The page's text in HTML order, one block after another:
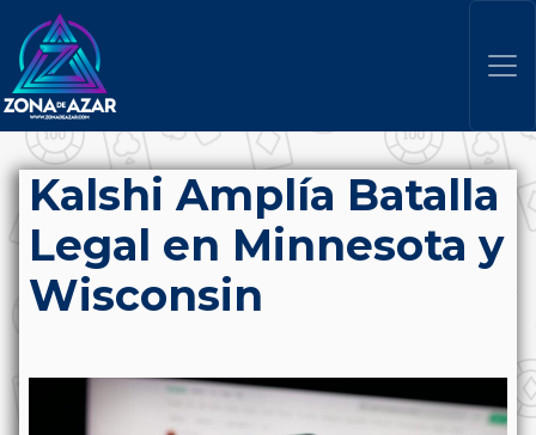
Kalshi Amplía Batalla
Legal en Minnesota y
Wisconsin